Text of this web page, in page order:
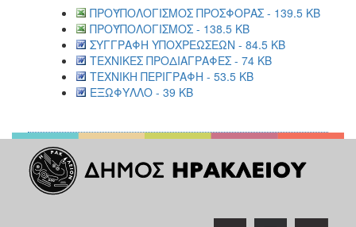
ΠΡΟΫΠΟΛΟΓΙΣΜΟΣ ΠΡΟΣΦΟΡΑΣ - 139.5 KB
ΠΡΟΫΠΟΛΟΓΙΣΜΟΣ - 138.5 KB
ΣΥΓΓΡΑΦΗ ΥΠΟΧΡΕΩΣΕΩΝ - 84.5 KB
ΤΕΧΝΙΚΕΣ ΠΡΟΔΙΑΓΡΑΦΕΣ - 74 KB
ΤΕΧΝΙΚΗ ΠΕΡΙΓΡΑΦΗ - 53.5 KB
ΕΞΩΦΥΛΛΟ - 39 KB